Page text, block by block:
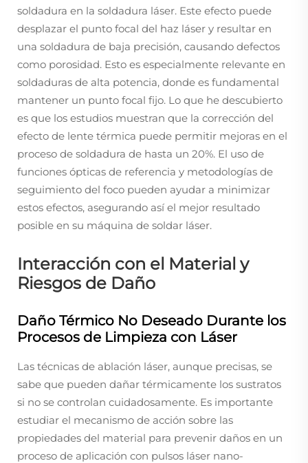
soldadura en la soldadura láser. Este efecto puede
desplazar el punto focal del haz láser y resultar en
una soldadura de baja precisión, causando defectos
como porosidad. Esto es especialmente relevante en
soldaduras de alta potencia, donde es fundamental
mantener un punto focal fijo. Lo que he descubierto
es que los estudios muestran que la corrección del
efecto de lente térmica puede permitir mejoras en el
proceso de soldadura de hasta un 20%. El uso de
funciones ópticas de referencia y metodologías de
seguimiento del foco pueden ayudar a minimizar
estos efectos, asegurando así el mejor resultado
posible en su máquina de soldar láser.
Interacción con el Material y
Riesgos de Daño
Daño Térmico No Deseado Durante los
Procesos de Limpieza con Láser
Las técnicas de ablación láser, aunque precisas, se
sabe que pueden dañar térmicamente los sustratos
si no se controlan cuidadosamente. Es importante
estudiar el mecanismo de acción sobre las
propiedades del material para prevenir daños en un
proceso de aplicación con pulsos láser nano-